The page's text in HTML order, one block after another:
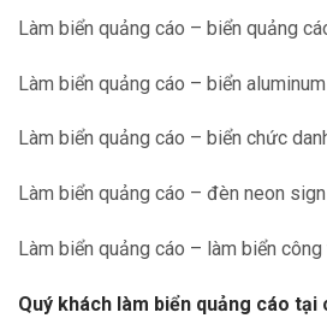
Làm biển quảng cáo – biển quảng
Làm biển quảng cáo – biển
Làm biển quảng cáo – biển chức
Làm biển quảng cáo – đèn neon sign
Làm biển quảng cáo – làm biển công
Quý khách làm biển quảng cáo